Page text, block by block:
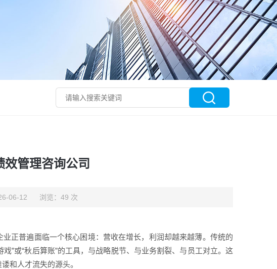
效管理咨询公司
06-12 浏览：49 次
正普遍面临一个核心困境：营收在增长，利润却越来越薄。传统的
”或“秋后算账”的工具，与战略脱节、与业务割裂、与员工对立。这
和人才流失的源头。